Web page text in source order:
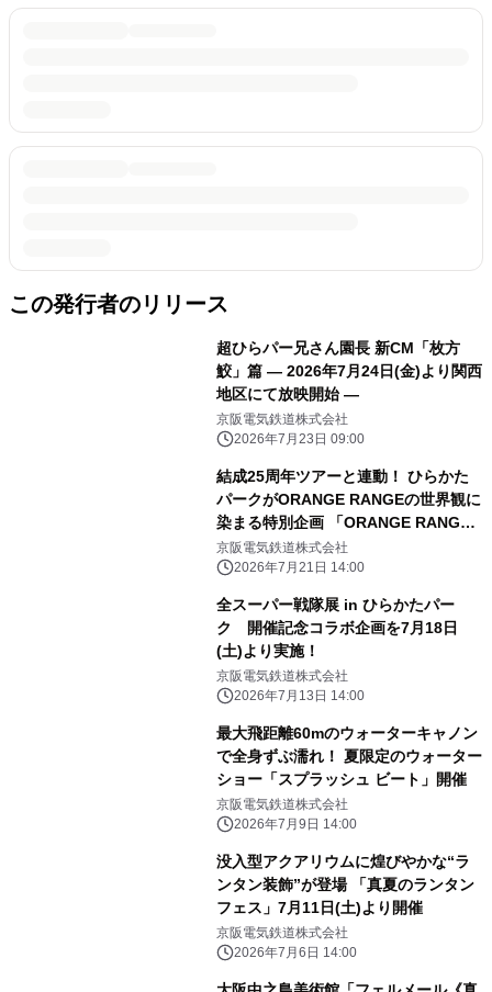
この発行者のリリース
超ひらパー兄さん園長 新CM「枚方
鮫」篇 ― 2026年7月24日(金)より関西
地区にて放映開始 ―
京阪電気鉄道株式会社
2026年7月23日 09:00
結成25周年ツアーと連動！ ひらかた
パークがORANGE RANGEの世界観に
染まる特別企画 「ORANGE RANGE
25th Anniversary！ めんそーれ、ひ
らパー！」
京阪電気鉄道株式会社
2026年7月21日 14:00
全スーパー戦隊展 in ひらかたパー
ク 開催記念コラボ企画を7月18日
(土)より実施！
京阪電気鉄道株式会社
2026年7月13日 14:00
最大飛距離60mのウォーターキャノン
で全身ずぶ濡れ！ 夏限定のウォーター
ショー「スプラッシュ ビート」開催
京阪電気鉄道株式会社
2026年7月9日 14:00
没入型アクアリウムに煌びやかな“ラ
ンタン装飾”が登場 「真夏のランタン
フェス」7月11日(土)より開催
京阪電気鉄道株式会社
2026年7月6日 14:00